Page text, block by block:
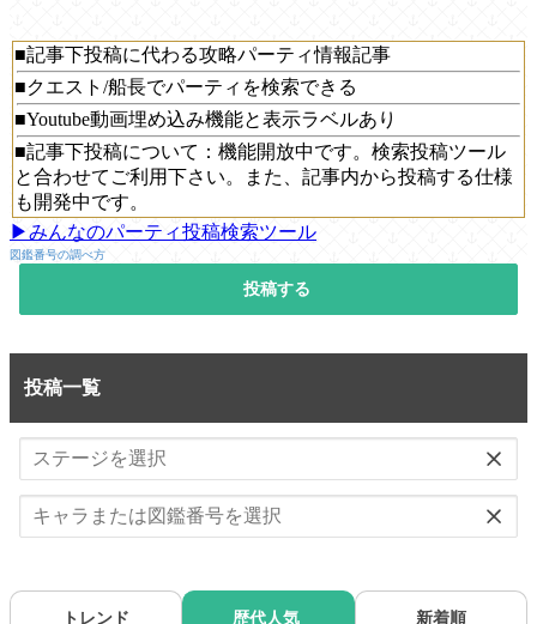
■記事下投稿に代わる攻略パーティ情報記事
■クエスト/船長でパーティを検索できる
■Youtube動画埋め込み機能と表示ラベルあり
■記事下投稿について：機能開放中です。検索投稿ツール
と合わせてご利用下さい。また、記事内から投稿する仕様
も開発中です。
▶みんなのパーティ投稿検索ツール